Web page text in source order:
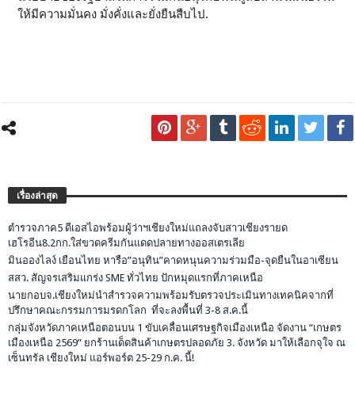
ให้มีความมั่นคง มั่งคั่งและยั่งยืนสืบไป.
เรื่องล่าสุด
ตำรวจภาค5 ดีเอสไอพร้อมผู้ว่าฯเชียงใหม่แถลงจับสาวเชียงรายด
เฮโรอีน8.2กก.ใส่ขวดครีมกันแดดปลายทางออสเตรเลีย
มินอองไลง์ เยือนไทย หารือ”อนุทิน”คาดหนุนความร่วมมือ-จุดยืนในอาเซียน
สสว. สัญจรเสริมแกร่ง SME ทั่วไทย ปักหมุดแรกที่ภาคเหนือ
นายกอบจ.เชียงใหม่นำสำรวจความพร้อมรับตรวจประเมินทางเทคนิคจากที่
ปรึกษาคณะกรรมการมรดกโลก ที่จะลงพื้นที่ 3-8 ส.ค.นี้
กลุ่มจังหวัดภาคเหนือตอนบน 1 ขับเคลื่อนเศรษฐกิจเมืองเหนือ จัดงาน “เกษตร
เมืองเหนือ 2569” ยกร้านเด็ดสินค้าเกษตรปลอดภัย 3. จังหวัด มาให้เลือกจุใจ ณ
เซ็นทรัล เชียงใหม่ แอร์พอร์ต 25-29 ก.ค. นี้!